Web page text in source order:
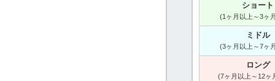
ショート
(1ヶ月以上～3ヶ
ミドル
(3ヶ月以上～7ヶ
ロング
(7ヶ月以上～12ヶ